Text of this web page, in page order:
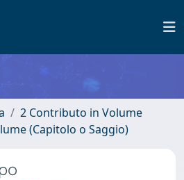
2 Contributo in Volume
(Capitolo o Saggio)